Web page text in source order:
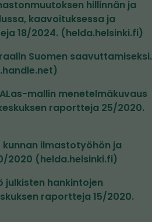
hillinnän ja
kaavoituksessa ja
18/2024. (helda.helsinki.fi)
Suomen saavuttamiseksi.
mallin menetelmäkuvaus
raportteja 25/2020.
ilmastotyöhön ja
2020 (helda.helsinki.fi)
julkisten hankintojen
raportteja 15/2020.